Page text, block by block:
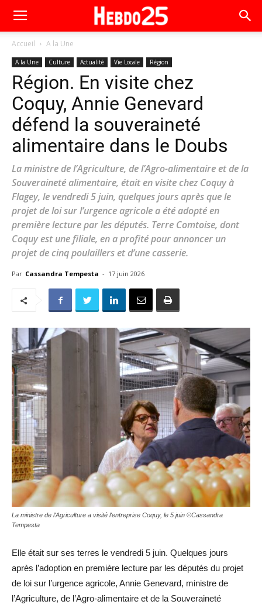
Accueil A la Une
A la Une Culture Actualité Vie Locale Région
Région. En visite chez
Coquy, Annie Genevard
défend la souveraineté
alimentaire dans le Doubs
La ministre de l’Agriculture, de l’Agro-alimentaire et de la
Souveraineté alimentaire, était en visite chez Coquy à
Flagey, le vendredi 5 juin, quelques jours après que le
projet de loi sur l’urgence agricole a été adopté en
première lecture par les députés. Terre Comtoise, dont
Coquy est une filiale, en a profité pour annoncer un
projet de cinq poulaillers et d’une casserie.
Par Cassandra Tempesta - 17 juin 2026
La ministre de l'Agriculture a visité l'entreprise Coquy, le 5 juin ©Cassandra
Tempesta
Elle était sur ses terres le vendredi 5 juin. Quelques jours
après l’adoption en première lecture par les députés du projet
de loi sur l’urgence agricole, Annie Genevard, ministre de
l’Agriculture, de l’Agro-alimentaire et de la Souveraineté